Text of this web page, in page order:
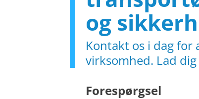
og
Kontakt os i dag
virksomhed. Lad
Forespørgsel